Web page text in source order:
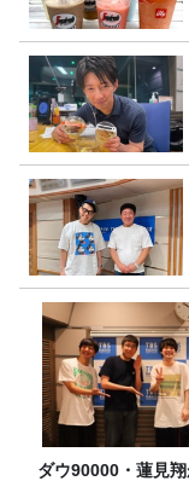
ダウ90000・蓮見翔